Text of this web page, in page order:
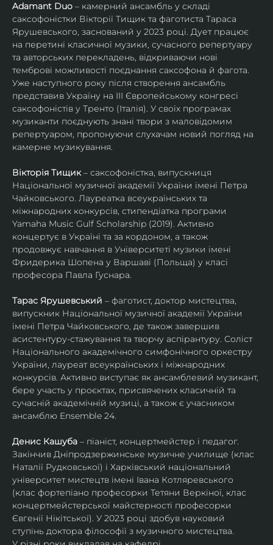
Adamant Duo – камерний ансамбль у складі
саксофоністки Вікторії Тищик та фаготиста Тараса
Ярушевського, заснований у 2023 році. Дует працює
на перетині класичної музики, сучасного репертуару
та авторських перекладень, відкриваючи нові
темброві можливості поєднання саксофона й фагота.
Уже наступного року після створення ансамбль
представив Україну на ІІІ Європейському конгресі
саксофоністів у Тренто (Італія). У своїх програмах
музиканти поєднують знані твори з маловідомим
репертуаром, пропонуючи слухачам новий погляд на
камерне музикування.
Вікторія Тищик – саксофоністка, випускниця
Національної музичної академії України імені Петра
Чайковського. Лауреатка всеукраїнських та
міжнародних конкурсів, стипендіатка програми
Yamaha Music Gulf Scholarship (2019). Активно
концертує в Україні та за кордоном, а також
продовжує навчання в Університеті музики імені
Фридерика Шопена у Варшаві (Польща) у класі
професора Павла Гуснара.
Тарас Ярушевський – фаготист, доктор мистецтва,
випускник Національної музичної академії України
імені Петра Чайковського, де також завершив
асистентуру-стажування та творчу аспірантуру. Соліст
Національного академічного симфонічного оркестру
України, лауреат всеукраїнських і міжнародних
конкурсів. Активно виступає як ансамблевий музикант,
бере участь у проєктах, присвячених класичній та
сучасній академічній музиці, а також є учасником
ансамблю Ensemble 24.
Денис Кашуба – піаніст, концертмейстер і педагог.
Закінчив Дніпродзержинське музичне училище (клас
Наталії Рудковської) і Харківський національний
університет мистецтв імені Івана Котляревського
(клас фортепіано професорки Тетяни Веркіної, клас
концертмейстерської майстерності професорки
Євгенії Нікітської). У 2023 році здобув науковий
ступінь доктора філософії з музичного мистецтва.